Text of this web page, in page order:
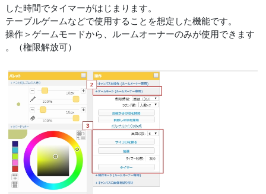
した時間でタイマーがはじまります。
テーブルゲームなどで使用することを想定した機能です。
操作＞ゲームモードから、ルームオーナーのみが使用できます
。（権限解放可）